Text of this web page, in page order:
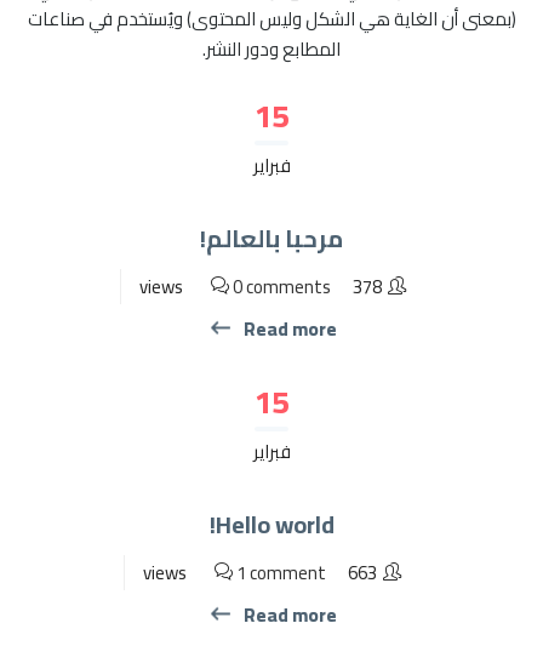
(بمعنى أن الغاية هي الشكل وليس المحتوى) ويُستخدم في صناعات
المطابع ودور النشر.
15
فبراير
مرحبا بالعالم!
378 views
0 comments
Read more
15
فبراير
Hello world!
663 views
1 comment
Read more